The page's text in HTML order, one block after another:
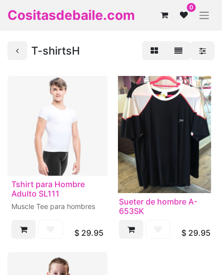
Cositasdebaile.com 0
T-shirtsH
Tshirt para Hombre
Adulto SL111
Muscle Tee para hombres
$ 29.95
Sueter de hombre A-
653SK
$ 29.95